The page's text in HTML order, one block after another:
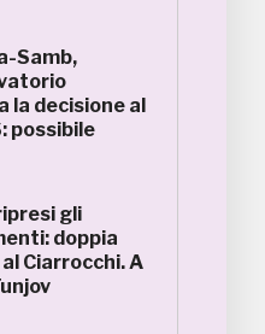
Samb,
la decisione al
possibile
gli
doppia
Ciarrocchi. A